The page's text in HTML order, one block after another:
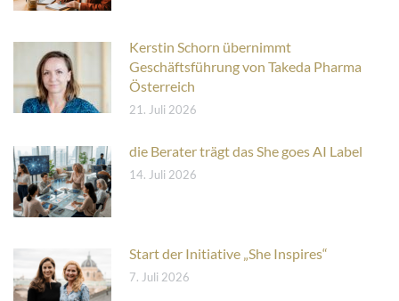
Kerstin Schorn übernimmt
Geschäftsführung von Takeda Pharma
Österreich
21. Juli 2026
die Berater trägt das She goes AI Label
14. Juli 2026
Start der Initiative „She Inspires“
7. Juli 2026